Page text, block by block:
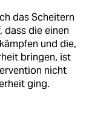
das Scheitern
dass die einen
und die,
bringen, ist
nicht
ging.